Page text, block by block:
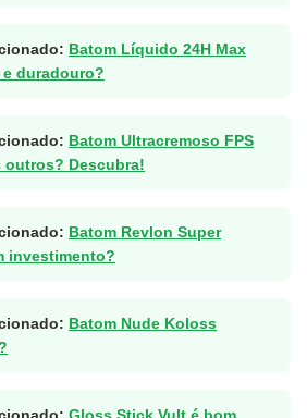
Batom Líquido 24H Max
duradouro?
Batom Ultracremoso FPS
outros? Descubra!
Batom Revlon Super
investimento?
Batom Nude Koloss